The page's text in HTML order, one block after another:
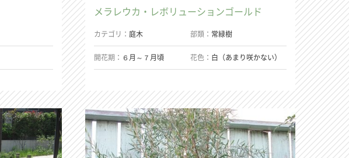
メラレウカ・レボリューションゴールド
カテゴリ 庭木 部類 常緑樹
開花期 ６月～７月頃 花色 白（あまり咲かない）